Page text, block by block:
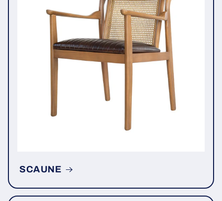
SCAUNE